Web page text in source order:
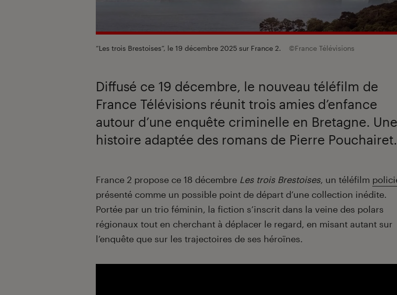
“Les trois Brestoises”, le 19 décembre 2025 sur France 2. ©France Télévisions
Diffusé ce 19 décembre, le nouveau téléfilm de
France Télévisions réunit trois amies d’enfance
autour d’une enquête criminelle en Bretagne. Une
histoire adaptée des romans de Pierre Pouchairet.
Introduction
France 2 propose ce 18 décembre Les trois Brestoises, un téléfilm
présenté comme un possible point de départ d’une collection inédite.
Portée par un trio féminin, la fiction s’inscrit dans la veine des polars
régionaux tout en cherchant à déplacer le regard, en misant autant sur
l’enquête que sur les trajectoires de ses héroïnes.